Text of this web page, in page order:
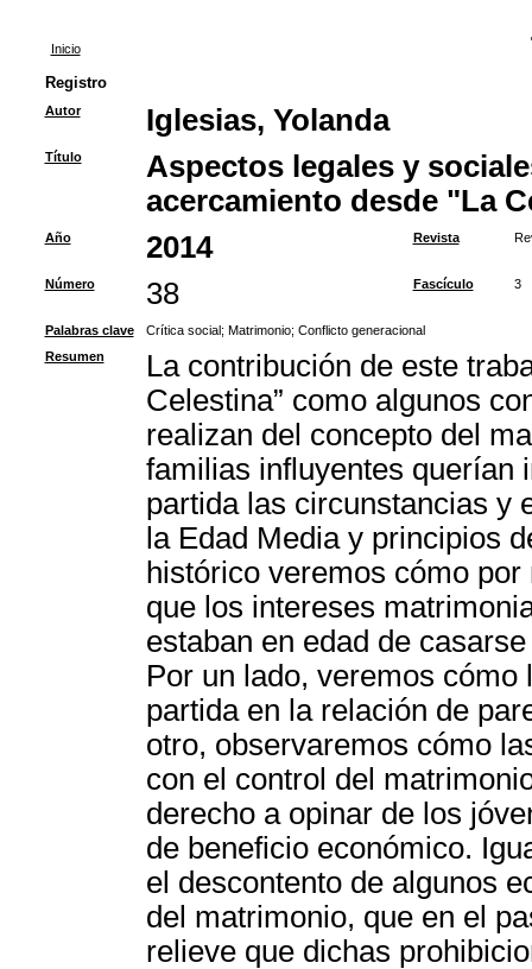
Inicio
Registro
Autor Iglesias, Yolanda
Título
Aspectos legales y
acercamiento desde "La
Año 2014 Revista
Número 38 Fascículo 3
Palabras clave Crítica social; Matrimonio; Conflicto generacional
Resumen
La contribución de este
Celestina” como algunos
realizan del concepto del
familias influyentes querían
partida las circunstancias y
la Edad Media y principios
histórico veremos cómo
que los intereses
estaban en edad de
Por un lado, veremos
partida en la relación de
otro, observaremos cómo
con el control del
derecho a opinar de los
de beneficio económico.
el descontento de algunos
del matrimonio, que en el
relieve que dichas